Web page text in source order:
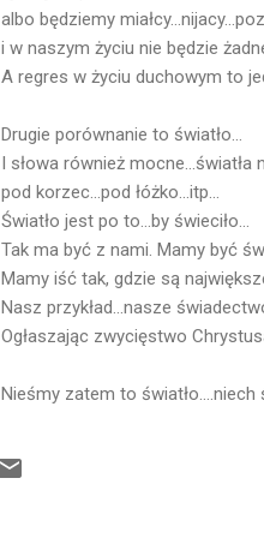
albo będziemy
i w naszym życiu nie będzie
A regres w życiu duchowym to
Drugie porównanie to światło...
I słowa również
pod korzec...pod łóżko...itp...
Światło jest po to...by świeciło...
Tak ma być z nami. Mamy być
Mamy iść tak, gdzie są
Nasz przykład...nasze
Ogłaszając zwycięstwo
Nieśmy zatem to